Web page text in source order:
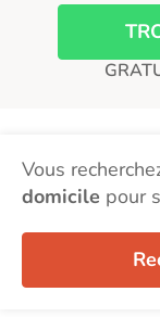
Vous
domicile pour